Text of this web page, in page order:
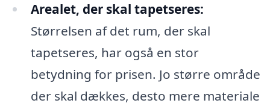
Arealet, der skal tapetseres:
Størrelsen af det rum, der skal
tapetseres, har også en stor
betydning for prisen. Jo større område
der skal dækkes, desto mere materiale